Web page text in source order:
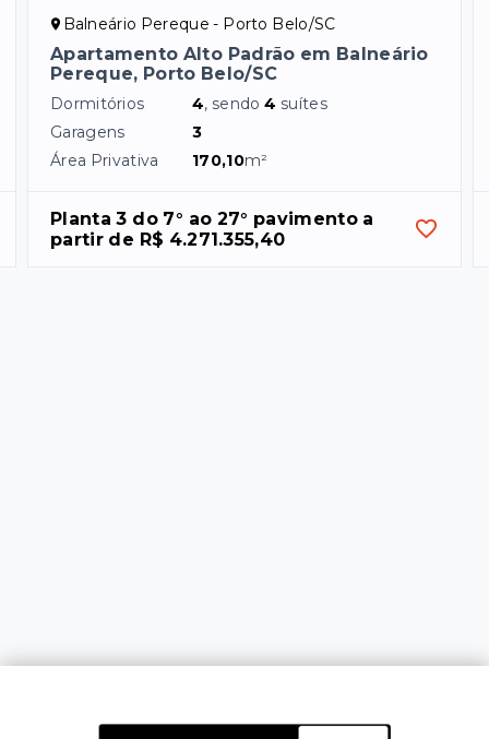
Balneário Pereque - Porto Belo/SC
Apartamento Alto Padrão em Balneário
Pereque, Porto Belo/SC
Dormitórios 4, sendo4 suítes
Garagens
3
Área Privativa
170,10m²
Planta 3 do 7° ao 27° pavimento a
partir de R$ 4.271.355,40